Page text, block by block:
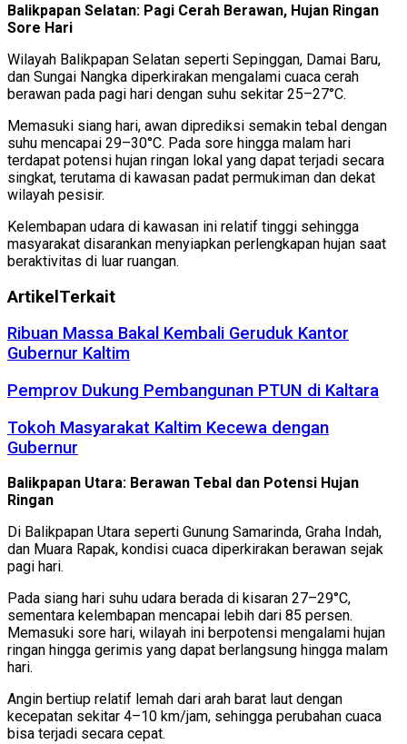
Balikpapan Selatan: Pagi Cerah Berawan, Hujan Ringan
Sore Hari
Wilayah Balikpapan Selatan seperti Sepinggan, Damai Baru,
dan Sungai Nangka diperkirakan mengalami cuaca cerah
berawan pada pagi hari dengan suhu sekitar 25–27°C.
Memasuki siang hari, awan diprediksi semakin tebal dengan
suhu mencapai 29–30°C. Pada sore hingga malam hari
terdapat potensi hujan ringan lokal yang dapat terjadi secara
singkat, terutama di kawasan padat permukiman dan dekat
wilayah pesisir.
Kelembapan udara di kawasan ini relatif tinggi sehingga
masyarakat disarankan menyiapkan perlengkapan hujan saat
beraktivitas di luar ruangan.
ArtikelTerkait
Ribuan Massa Bakal Kembali Geruduk Kantor
Gubernur Kaltim
Pemprov Dukung Pembangunan PTUN di Kaltara
Tokoh Masyarakat Kaltim Kecewa dengan
Gubernur
Balikpapan Utara: Berawan Tebal dan Potensi Hujan
Ringan
Di Balikpapan Utara seperti Gunung Samarinda, Graha Indah,
dan Muara Rapak, kondisi cuaca diperkirakan berawan sejak
pagi hari.
Pada siang hari suhu udara berada di kisaran 27–29°C,
sementara kelembapan mencapai lebih dari 85 persen.
Memasuki sore hari, wilayah ini berpotensi mengalami hujan
ringan hingga gerimis yang dapat berlangsung hingga malam
hari.
Angin bertiup relatif lemah dari arah barat laut dengan
kecepatan sekitar 4–10 km/jam, sehingga perubahan cuaca
bisa terjadi secara cepat.